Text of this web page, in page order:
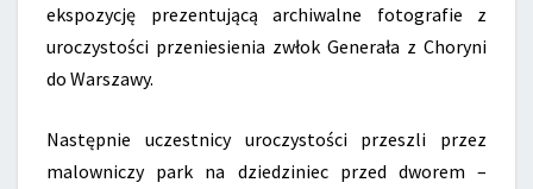
ekspozycję prezentującą archiwalne fotografie z
uroczystości przeniesienia zwłok Generała z Choryni
do Warszawy.
Następnie uczestnicy uroczystości przeszli przez
malowniczy park na dziedziniec przed dworem –